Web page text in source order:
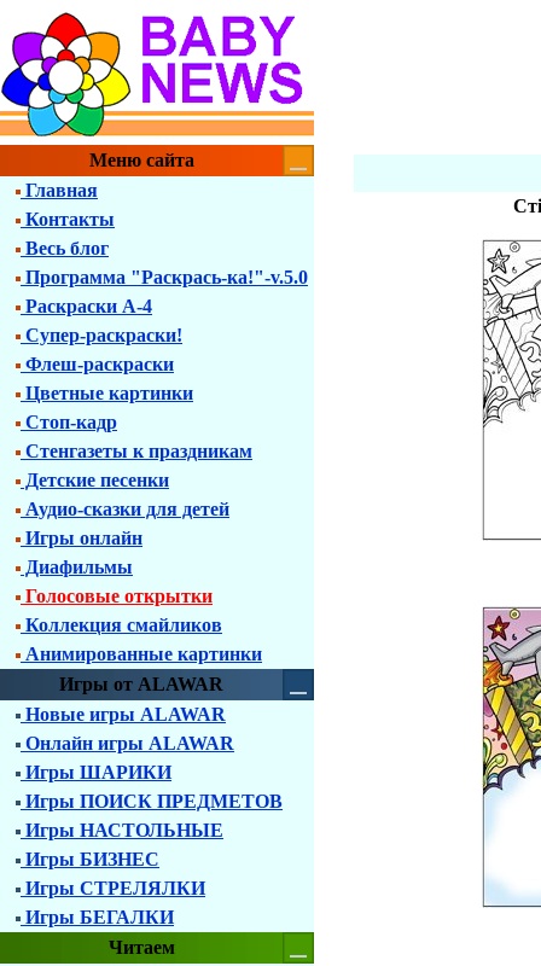
Меню сайта
Главная
Контакты
Весь блог
Программа "Раскрась-ка!"-v.5.0
Раскраски А-4
Супер-раскраски!
Флеш-раскраски
Цветные картинки
Стоп-кадр
Стенгазеты к праздникам
Детские песенки
Аудио-сказки для детей
Игры онлайн
Диафильмы
Голосовые открытки
Коллекция смайликов
Анимированные картинки
Игры от ALAWAR
Новые игры ALAWAR
Онлайн игры ALAWAR
Игры ШАРИКИ
Игры ПОИСК ПРЕДМЕТОВ
Игры НАСТОЛЬНЫЕ
Игры БИЗНЕС
Игры СТРЕЛЯЛКИ
Игры БЕГАЛКИ
Читаем